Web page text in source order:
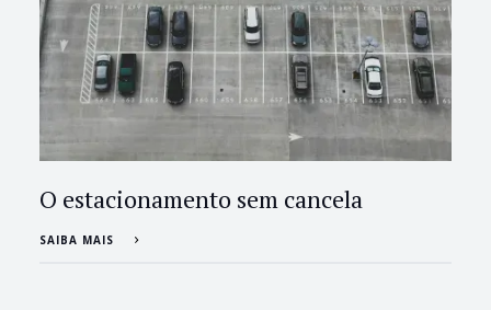
O estacionamento sem cancela
SAIBA MAIS